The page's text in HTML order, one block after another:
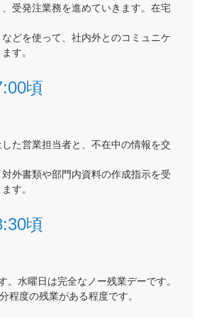
受発注業務を進めていきます。在宅
どを使って、社内外とのコミュニケ
す。
頃
た営業担当者と、不在中の情報を交
外書類や部門内資料の作成指示を受
す。
頃
。水曜日は完全なノー残業デーです。
程度の残業がある程度です。